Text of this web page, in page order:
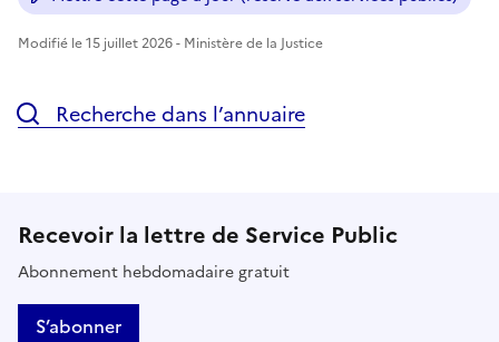
Modifié le 15 juillet 2026 - Ministère de la Justice
Recherche dans l’annuaire
Recevoir la lettre de Service Public
Abonnement hebdomadaire gratuit
S’abonner